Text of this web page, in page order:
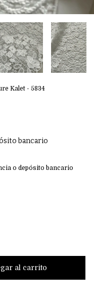
Kalet - 5834
bancario
o depósito bancario